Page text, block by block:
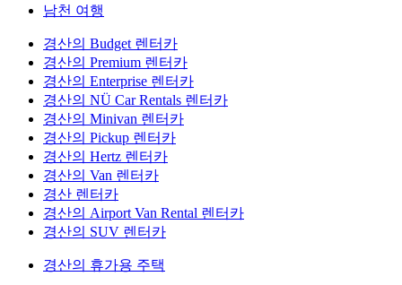
남천 여행
경산의 Budget 렌터카
경산의 Premium 렌터카
경산의 Enterprise 렌터카
경산의 NÜ Car Rentals 렌터카
경산의 Minivan 렌터카
경산의 Pickup 렌터카
경산의 Hertz 렌터카
경산의 Van 렌터카
경산 렌터카
경산의 Airport Van Rental 렌터카
경산의 SUV 렌터카
경산의 휴가용 주택